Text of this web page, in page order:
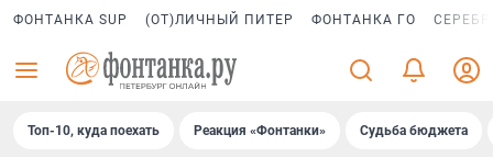
ФОНТАНКА SUP (ОТ)ЛИЧНЫЙ ПИТЕР ФОНТАНКА ГО
Топ-10, куда поехать Реакция «Фонтанки» Судьба бюджета